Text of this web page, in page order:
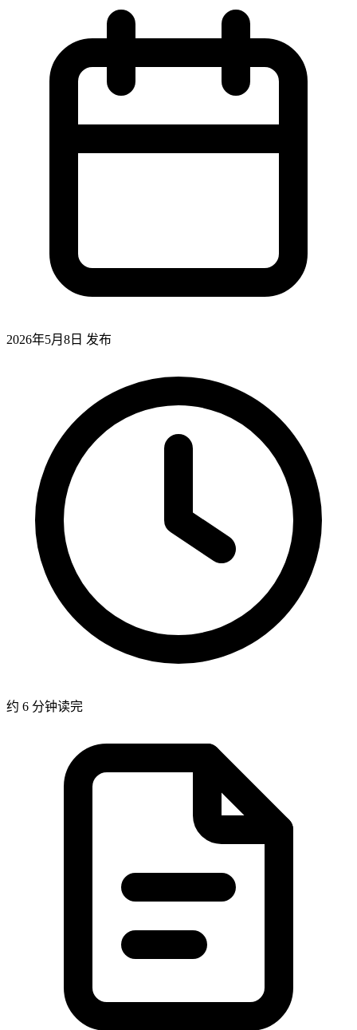
2026年5月8日 发布
约 6 分钟读完